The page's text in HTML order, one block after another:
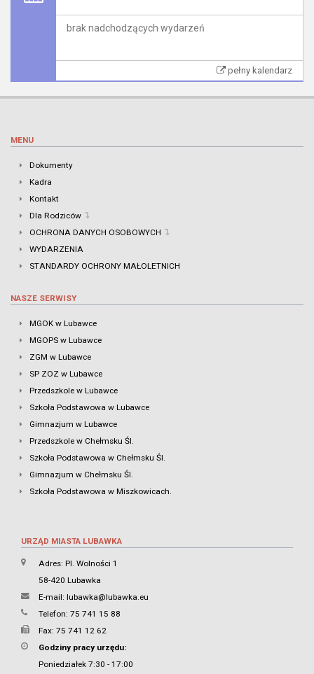
brak nadchodzących wydarzeń
pełny kalendarz
MENU
Dokumenty
Kadra
Kontakt
Dla Rodziców
OCHRONA DANYCH OSOBOWYCH
WYDARZENIA
STANDARDY OCHRONY MAŁOLETNICH
NASZE SERWISY
MGOK w Lubawce
MGOPS w Lubawce
ZGM w Lubawce
SP ZOZ w Lubawce
Przedszkole w Lubawce
Szkoła Podstawowa w Lubawce
Gimnazjum w Lubawce
Przedszkole w Chełmsku Śl.
Szkoła Podstawowa w Chełmsku Śl.
Gimnazjum w Chełmsku Śl.
Szkoła Podstawowa w Miszkowicach.
URZĄD MIASTA LUBAWKA
Adres: Pl. Wolności 1
58-420 Lubawka
E-mail: lubawka@lubawka.eu
Telefon: 75 741 15 88
Fax: 75 741 12 62
Godziny pracy urzędu:
Poniedziałek 7:30 - 17:00